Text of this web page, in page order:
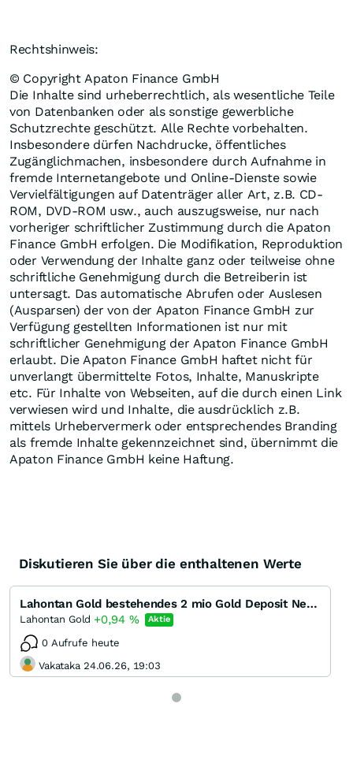
Rechtshinweis:
© Copyright Apaton Finance GmbH
Die Inhalte sind urheberrechtlich, als wesentliche Teile
von Datenbanken oder als sonstige gewerbliche
Schutzrechte geschützt. Alle Rechte vorbehalten.
Insbesondere dürfen Nachdrucke, öffentliches
Zugänglichmachen, insbesondere durch Aufnahme in
fremde Internetangebote und Online-Dienste sowie
Vervielfältigungen auf Datenträger aller Art, z.B. CD-
ROM, DVD-ROM usw., auch auszugsweise, nur nach
vorheriger schriftlicher Zustimmung durch die Apaton
Finance GmbH erfolgen. Die Modifikation, Reproduktion
oder Verwendung der Inhalte ganz oder teilweise ohne
schriftliche Genehmigung durch die Betreiberin ist
untersagt. Das automatische Abrufen oder Auslesen
(Ausparsen) der von der Apaton Finance GmbH zur
Verfügung gestellten Informationen ist nur mit
schriftlicher Genehmigung der Apaton Finance GmbH
erlaubt. Die Apaton Finance GmbH haftet nicht für
unverlangt übermittelte Fotos, Inhalte, Manuskripte
etc. Für Inhalte von Webseiten, auf die durch einen Link
verwiesen wird und Inhalte, die ausdrücklich z.B.
mittels Urhebervermerk oder entsprechendes Branding
als fremde Inhalte gekennzeichnet sind, übernimmt die
Apaton Finance GmbH keine Haftung.
Diskutieren Sie über die enthaltenen Werte
Lahontan Gold bestehendes 2 mio Gold Deposit Nevada und Minenstart absehbar
Lahontan Gold +0,94 % Aktie
0 Aufrufe heute
Vakataka 24.06.26, 19:03